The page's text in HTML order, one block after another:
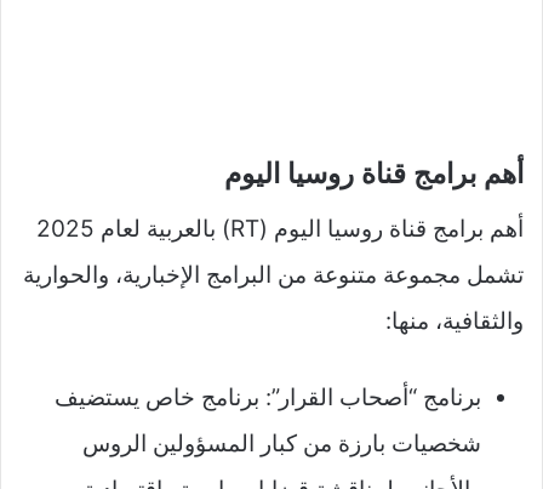
أهم برامج قناة روسيا اليوم
أهم برامج قناة روسيا اليوم (RT) بالعربية لعام 2025
تشمل مجموعة متنوعة من البرامج الإخبارية، والحوارية
والثقافية، منها:
برنامج “أصحاب القرار”: برنامج خاص يستضيف
شخصيات بارزة من كبار المسؤولين الروس